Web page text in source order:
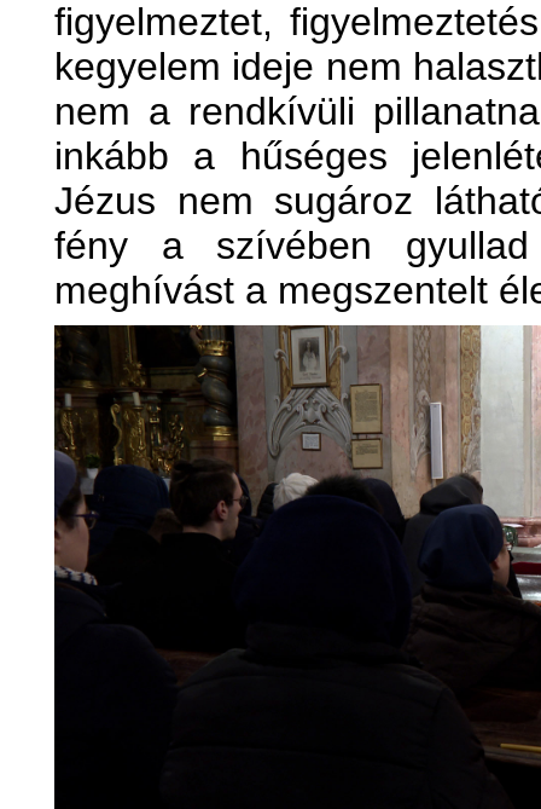
figyelmeztet,
kegyelem ideje nem
nem a rendkívüli
inkább a hűséges
Jézus nem sugároz
fény a szívében
meghívást a megszentelt